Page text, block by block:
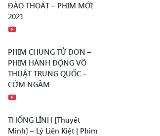
ĐÀO THOÁT – PHIM MỚI
2021
PHIM CHUNG TỬ ĐƠN –
PHIM HÀNH ĐỘNG VÕ
THUẬT TRUNG QUỐC –
CỚM NGẦM
THỐNG LĨNH [Thuyết
Minh] – Lý Liên Kiệt | Phim